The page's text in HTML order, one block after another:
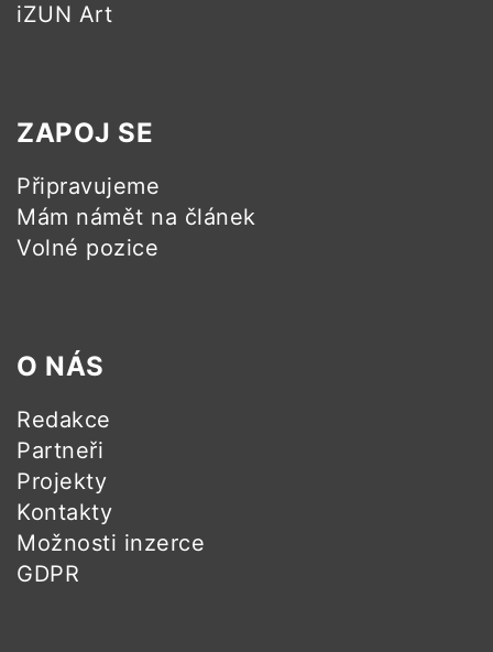
iZUN Art
ZAPOJ SE
Připravujeme
Mám námět na článek
Volné pozice
O NÁS
Redakce
Partneři
Projekty
Kontakty
Možnosti inzerce
GDPR